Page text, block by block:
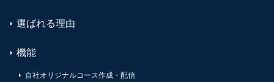
選ばれる理由
機能
自社オリジナルコース作成・配信